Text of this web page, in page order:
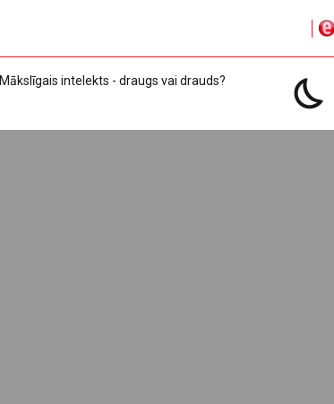
Mākslīgais intelekts - draugs vai drauds?